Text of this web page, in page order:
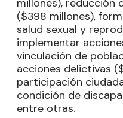
millones), reducción
($398 millones),
salud sexual y
implementar
vinculación de
acciones delictivas
participación
condición de
entre otras.